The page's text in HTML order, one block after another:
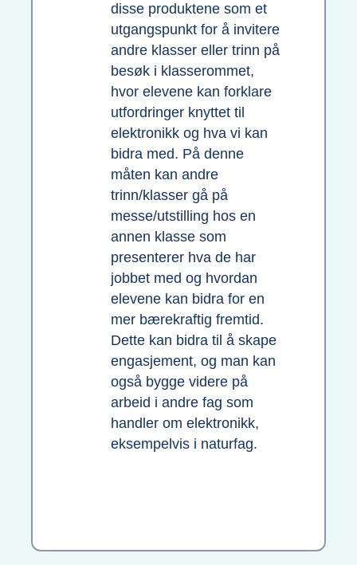
disse produktene som et
utgangspunkt for å invitere
andre klasser eller trinn på
besøk i klasserommet,
hvor elevene kan forklare
utfordringer knyttet til
elektronikk og hva vi kan
bidra med. På denne
måten kan andre
trinn/klasser gå på
messe/utstilling hos en
annen klasse som
presenterer hva de har
jobbet med og hvordan
elevene kan bidra for en
mer bærekraftig fremtid.
Dette kan bidra til å skape
engasjement, og man kan
også bygge videre på
arbeid i andre fag som
handler om elektronikk,
eksempelvis i naturfag.